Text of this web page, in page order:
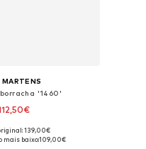
MARTENS
'1460'
36, 37, 38, 39, 41, 42
139,00€
mais baixo:109,00€